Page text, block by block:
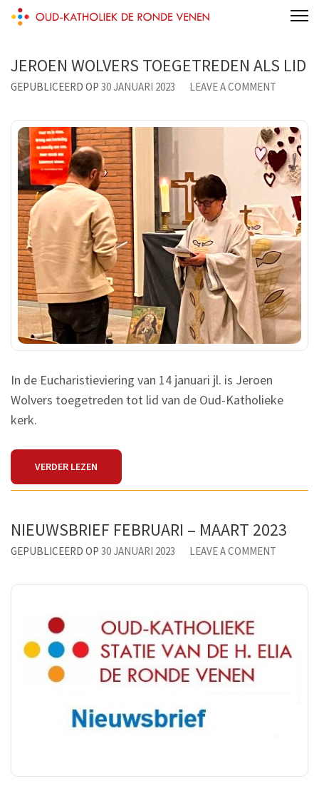
Skip
(Press
Enter)
Oud-Katholiek De Ronde Venen
JEROEN WOLVERS TOEGETREDEN ALS LID
GEPUBLICEERD OP 30 JANUARI 2023 LEAVE A COMMENT
WOLVERS
ALS
LID
In de Eucharistieviering van 14 januari jl. is Jeroen
Wolvers toegetreden tot lid van de Oud-Katholieke
kerk.
VERDER LEZEN
NIEUWSBRIEF FEBRUARI – MAART 2023
GEPUBLICEERD OP 30 JANUARI 2023 LEAVE A COMMENT
2023